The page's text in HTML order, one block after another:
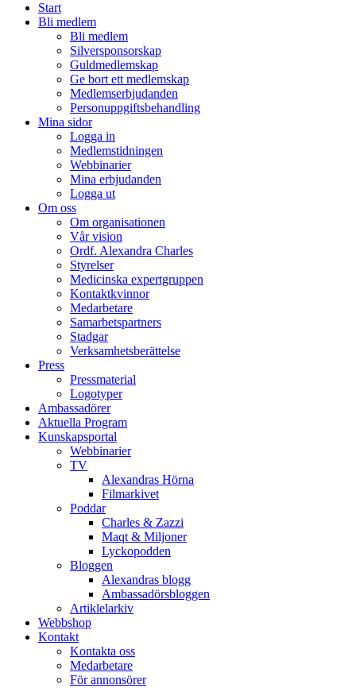
Start
Bli medlem
Bli medlem
Silversponsorskap
Guldmedlemskap
Ge bort ett medlemskap
Medlemserbjudanden
Personuppgiftsbehandling
Mina sidor
Logga in
Medlemstidningen
Webbinarier
Mina erbjudanden
Logga ut
Om oss
Om organisationen
Vår vision
Ordf. Alexandra Charles
Styrelser
Medicinska expertgruppen
Kontaktkvinnor
Medarbetare
Samarbetspartners
Stadgar
Verksamhetsberättelse
Press
Pressmaterial
Logotyper
Ambassadörer
Aktuella Program
Kunskapsportal
Webbinarier
TV
Alexandras Hörna
Filmarkivet
Poddar
Charles & Zazzi
Maqt & Miljoner
Lyckopodden
Bloggen
Alexandras blogg
Ambassadörsbloggen
Artiklelarkiv
Webbshop
Kontakt
Kontakta oss
Medarbetare
För annonsörer